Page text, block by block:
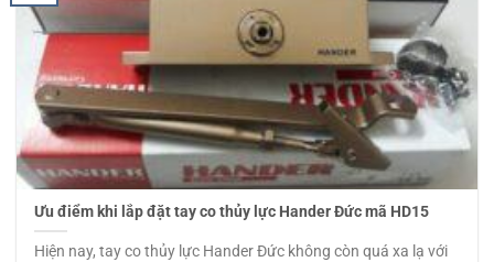
Ưu điểm khi lắp đặt tay co thủy lực Hander Đức mã HD15
Hiện nay, tay co thủy lực Hander Đức không còn quá xa lạ với